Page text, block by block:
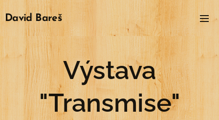
David Bareš
Výstava
"Transmise"